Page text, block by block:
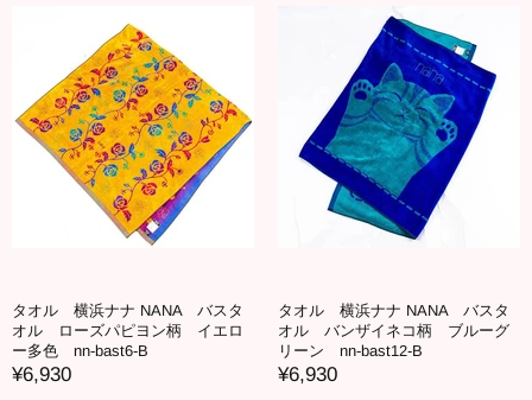
タオル 横浜ナナ NANA バスタ
オル ローズパピヨン柄 イエロ
ー多色 nn-bast6-B
¥6,930
タオル 横浜ナナ NANA バスタ
オル バンザイネコ柄 ブルーグ
リーン nn-bast12-B
¥6,930